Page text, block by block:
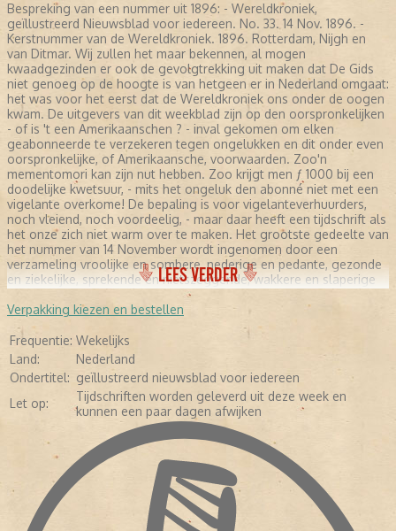
Bespreking van een nummer uit 1896: - Wereldkroniek,
geïllustreerd Nieuwsblad voor iedereen. No. 33. 14 Nov. 1896. -
Kerstnummer van de Wereldkroniek. 1896. Rotterdam, Nijgh en
van Ditmar. Wij zullen het maar bekennen, al mogen
kwaadgezinden er ook de gevolgtrekking uit maken dat De Gids
niet genoeg op de hoogte is van hetgeen er in Nederland omgaat:
het was voor het eerst dat de Wereldkroniek ons onder de oogen
kwam. De uitgevers van dit weekblad zijn op den oorspronkelijken
- of is 't een Amerikaanschen ? - inval gekomen om elken
geabonneerde te verzekeren tegen ongelukken en dit onder even
oorspronkelijke, of Amerikaansche, voorwaarden. Zoo'n
mementomori kan zijn nut hebben. Zoo krijgt men ƒ 1000 bij een
doodelijke kwetsuur, - mits het ongeluk den abonné niet met een
vigelante overkome! De bepaling is voor vigelanteverhuurders,
noch vleiend, noch voordeelig, - maar daar heeft een tijdschrift als
het onze zich niet warm over te maken. Het grootste gedeelte van
het nummer van 14 November wordt ingenomen door een
verzameling vroolijke en sombere, nederige en pedante, gezonde
en ziekelijke, sprekende en nietszeggende, wakkere en slaperige
gezichten van sanguinische, cholerische, lymphatische en
apathische landgenooten, van welke ons op den omslag van het
daarbij gevoegd Kerstnummer verzekerd wordt dat het zijn ‘de
voornaamste Nederlandsche letterkundigen en kunstenaren.’
Wanneer men die gezichten lang genoeg bekeken heeft, kan men
het andere rijk geïllustreerde blad ter hand nemen en kennis
maken met de letterkundige gewrochten en de reproductie van
teekeningen en schilderijen van al die schrijvers en schilders.
Zooals gezegd, het is een Kerstnummer, al verscheen het reeds 14
November, en nu is het aardig om te zien hoe snedig al die
letterkundigen en kunstenaren in hun werk den winter hebben
weten te pas te brengen. Zoo opent er een de rij met een
opstelletje getiteld ‘De winter in onze dichtkunst’ en wanneer hij
het over de staaltjes van dichtkunst had die dit nummer
opluisteren, dan had die titel niet beter gekozen kunnen zijn. Zoo
is er ook een reproductie van een schilderij: juffrouw met harp, op
LEES VERDER
Verpakking kiezen en bestellen
Frequentie: Wekelijks
Land:
Nederland
Ondertitel: geïllustreerd nieuwsblad voor iedereen
Let op:
Tijdschriften worden geleverd uit deze week en
kunnen een paar dagen afwijken